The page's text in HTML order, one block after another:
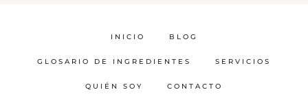
INICIO BLOG
GLOSARIO DE INGREDIENTES SERVICIOS
QUIÉN SOY CONTACTO